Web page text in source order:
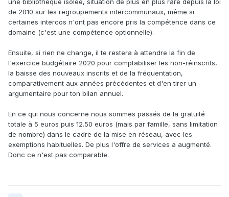
une bibliothèque isolée, situation de plus en plus rare depuis la loi
de 2010 sur les regroupements intercommunaux, même si
certaines intercos n'ont pas encore pris la compétence dans ce
domaine (c'est une compétence optionnelle).
Ensuite, si rien ne change, il te restera à attendre la fin de
l'exercice budgétaire 2020 pour comptabiliser les non-réinscrits,
la baisse des nouveaux inscrits et de la fréquentation,
comparativement aux années précédentes et d'en tirer un
argumentaire pour ton bilan annuel.
En ce qui nous concerne nous sommes passés de la gratuité
totale à 5 euros puis 12.50 euros (mais par famille, sans limitation
de nombre) dans le cadre de la mise en réseau, avec les
exemptions habituelles. De plus l'offre de services a augmenté.
Donc ce n'est pas comparable.